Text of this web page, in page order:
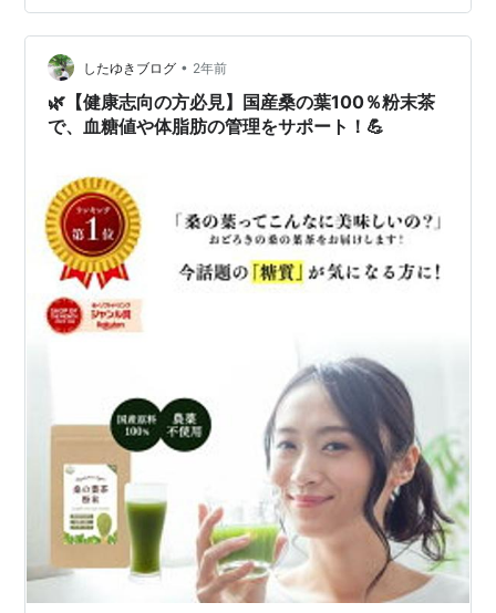
な土壌で育った桑の葉を使った健康茶で、無農薬・無添
加のオーガニック素材として人気です。 ②琉球桑茶の特
徴 無農薬・無添加 豊富な栄養素 沖縄産100％の国産桑葉
ノンカフェインで体に優しい 天然の甘みとさっぱりとし
た味わい 琉球桑茶の成分…
したゆきブログ • 2年前
🌿【健康志向の方必見】国産桑の葉100％粉末茶
で、血糖値や体脂肪の管理をサポート！💪